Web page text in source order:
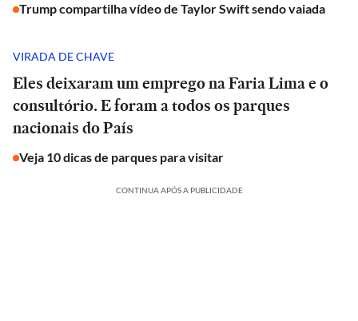
Trump compartilha vídeo de Taylor Swift sendo vaiada
VIRADA DE CHAVE
Eles deixaram um emprego na Faria Lima e o
consultório. E foram a todos os parques
nacionais do País
Veja 10 dicas de parques para visitar
CONTINUA APÓS A PUBLICIDADE